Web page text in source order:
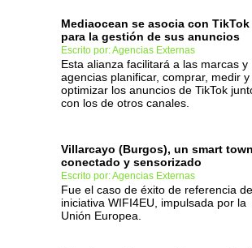
Mediaocean se asocia con TikTok
para la gestión de sus anuncios
Escrito por: Agencias Externas
Esta alianza facilitará a las marcas y
agencias planificar, comprar, medir y
optimizar los anuncios de TikTok
con los de otros canales.
Villarcayo (Burgos), un smart
conectado y sensorizado
Escrito por: Agencias Externas
Fue el caso de éxito de referencia
iniciativa WIFI4EU, impulsada por la
Unión Europea.